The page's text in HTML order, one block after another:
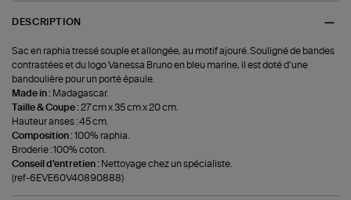
DESCRIPTION
Sac en raphia tressé souple et allongée, au motif ajouré. Souligné de bandes
contrastées et du logo Vanessa Bruno en bleu marine, il est doté d’une
bandoulière pour un porté épaule.
Made in : Madagascar.
Taille & Coupe :27 cm x 35 cm x 20 cm.
Hauteur anses : 45 cm.
Composition :100% raphia.
Broderie : 100% coton.
Conseil d'entretien : Nettoyage chez un spécialiste.
(ref-6EVE60V40890888)